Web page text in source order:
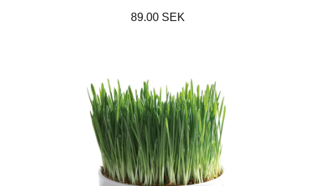
89.00 SEK